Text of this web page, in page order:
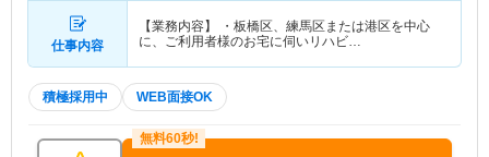
仕事内容
【業務内容】 ・板橋区、練馬区または港区を中心
に、ご利用者様のお宅に伺いリハビ…
積極採用中 WEB面接OK